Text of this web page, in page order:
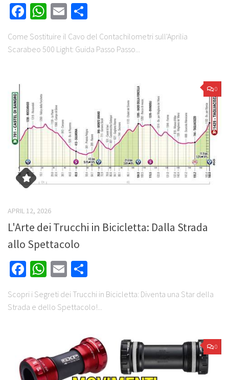
Facebook
WhatsApp
Email
Come Sostituire il Cavo del Contachilometri sull'Aprilia
Scarabeo 500 Light: Guida Passo Passo...
0
APRIL 12, 2026
L'Arte dei Trucchi in Bicicletta: Dalla Strada
allo Spettacolo
Facebook
WhatsApp
Email
Scopri i Segreti dei Trucchi in Bicicletta: Diventa una Star della
Strada e dello Spettacolo!...
0